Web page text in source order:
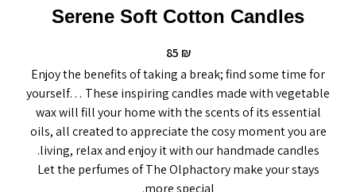
Serene Soft Cotton Candles
85 ₪
Enjoy the benefits of taking a break; find some time for
yourself… These inspiring candles made with vegetable
wax will fill your home with the scents of its essential
oils, all created to appreciate the cosy moment you are
living, relax and enjoy it with our handmade candles.
Let the perfumes of The Olphactory make your stays
more special.